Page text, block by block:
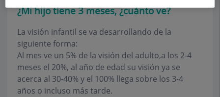
¿Mi hijo tiene 3 meses, ¿cuánto ve?
La visión infantil se va desarrollando de la
siguiente forma:
Al mes ve un 5% de la visión del adulto,a los 2-4
meses el 20%, al año de edad su visión ya se
acerca al 30-40% y el 100% llega sobre los 3-4
años o incluso más tarde.